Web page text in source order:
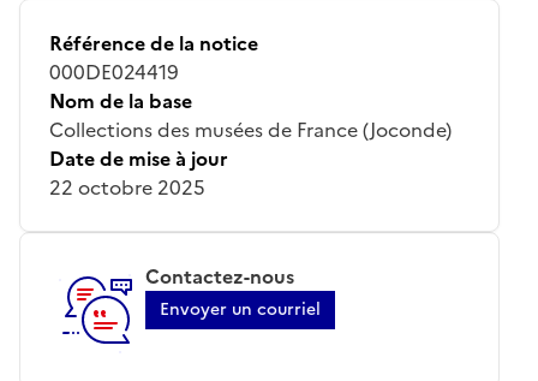
Référence de la notice
000DE024419
Nom de la base
Collections des musées de France (Joconde)
Date de mise à jour
22 octobre 2025
Contactez-nous
Envoyer un courriel